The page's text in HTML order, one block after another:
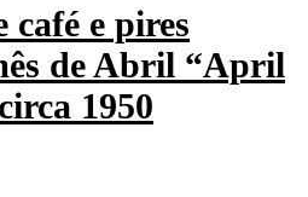
café e pires
de Abril “April
1950